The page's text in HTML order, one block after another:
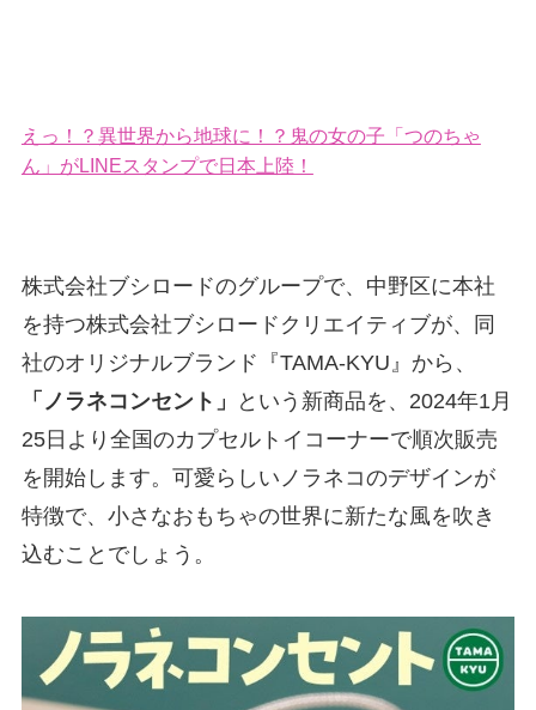
えっ！？異世界から地球に！？鬼の女の子「つのちゃ
ん」がLINEスタンプで日本上陸！
株式会社ブシロードのグループで、中野区に本社
を持つ株式会社ブシロードクリエイティブが、同
社のオリジナルブランド『TAMA-KYU』から、
「ノラネコンセント」
という新商品を、2024年1月
25日より全国のカプセルトイコーナーで順次販売
を開始します。可愛らしいノラネコのデザインが
特徴で、小さなおもちゃの世界に新たな風を吹き
込むことでしょう。